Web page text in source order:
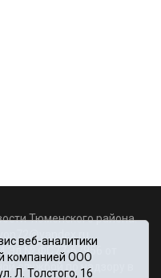
Тюменского района.
Эл № ФС77-67956 от
службой по надзору в
веб-аналитики
компанией ООО
Л. Толстого, 16